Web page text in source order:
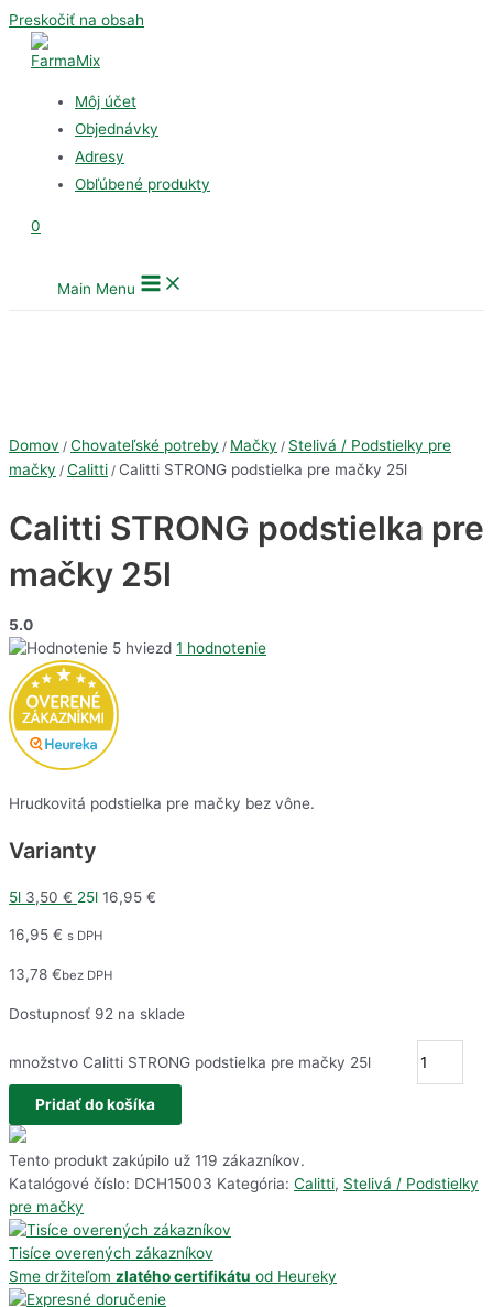
Preskočiť na obsah
Môj účet
Objednávky
Adresy
Obľúbené produkty
0
Main Menu
Domov / Chovateľské potreby / Mačky / Stelivá / Podstielky pre
mačky / Calitti / Calitti STRONG podstielka pre mačky 25l
Calitti STRONG podstielka pre
mačky 25l
5.0
1 hodnotenie
Hrudkovitá podstielka pre mačky bez vône.
Varianty
5l 3,50 € 25l 16,95 €
16,95 € s DPH
13,78 €bez DPH
Dostupnosť 92 na sklade
množstvo Calitti STRONG podstielka pre mačky 25l
Pridať do košíka
Tento produkt zakúpilo už 119 zákazníkov.
Katalógové číslo: DCH15003 Kategória: Calitti, Stelivá / Podstielky
pre mačky
Tisíce overených zákazníkov
Sme držiteľom zlatého certifikátu od Heureky